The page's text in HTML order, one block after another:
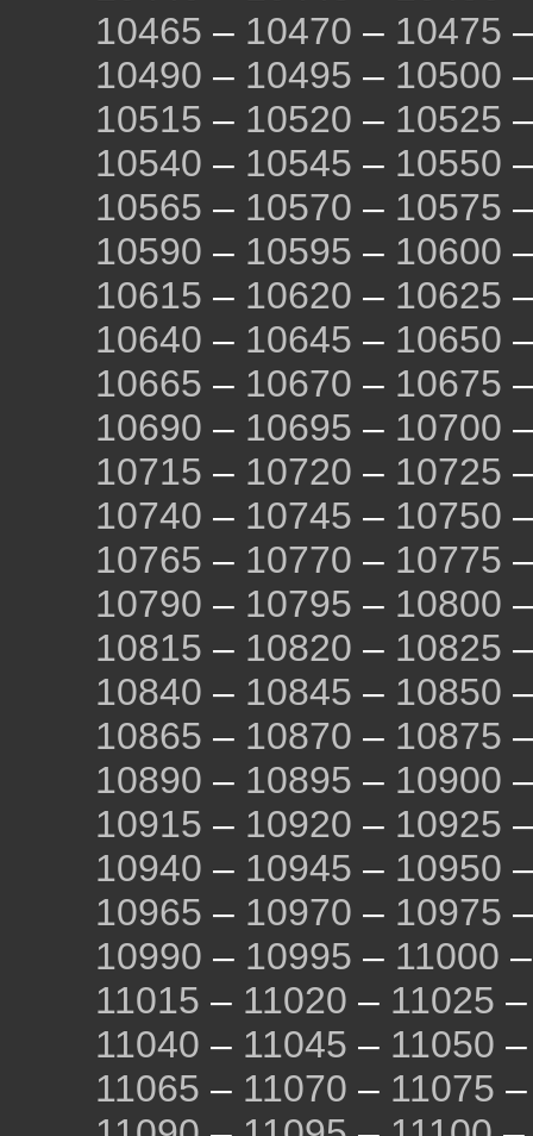
10465 – 10470 – 10475
10490 – 10495 – 10500
10515 – 10520 – 10525
10540 – 10545 – 10550
10565 – 10570 – 10575
10590 – 10595 – 10600
10615 – 10620 – 10625
10640 – 10645 – 10650
10665 – 10670 – 10675
10690 – 10695 – 10700
10715 – 10720 – 10725
10740 – 10745 – 10750
10765 – 10770 – 10775
10790 – 10795 – 10800
10815 – 10820 – 10825
10840 – 10845 – 10850
10865 – 10870 – 10875
10890 – 10895 – 10900
10915 – 10920 – 10925
10940 – 10945 – 10950
10965 – 10970 – 10975
10990 – 10995 – 11000
11015 – 11020 – 11025
11040 – 11045 – 11050
11065 – 11070 – 11075